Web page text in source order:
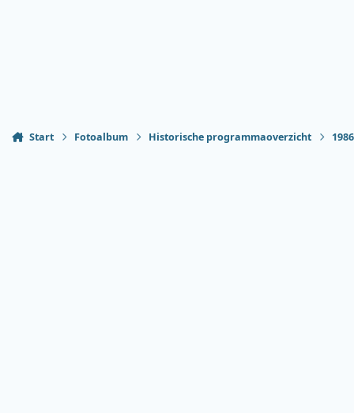
Start Fotoalbum Historische programmaoverzicht 1986